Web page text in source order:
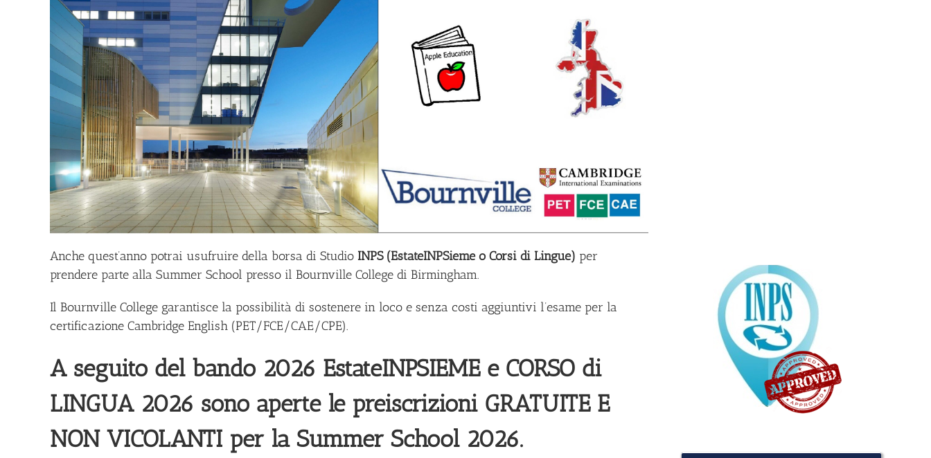
Anche quest’anno potrai usufruire della borsa di Studio INPS (EstateINPSieme o Corsi di Lingue) per
prendere parte alla Summer School presso il Bournville College di Birmingham.
Il Bournville College garantisce la possibilità di sostenere in loco e senza costi aggiuntivi l’esame per la
certificazione Cambridge English (PET/FCE/CAE/CPE).
A seguito del bando 2026 EstateINPSIEME e CORSO di
LINGUA 2026 sono aperte le preiscrizioni GRATUITE E
NON VICOLANTI per la Summer School 2026.